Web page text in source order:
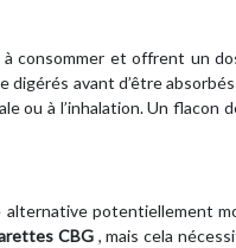
consommer et offrent un
avant d’être
ou à l’inhalation. Un
potentiellement
CBG , mais cela